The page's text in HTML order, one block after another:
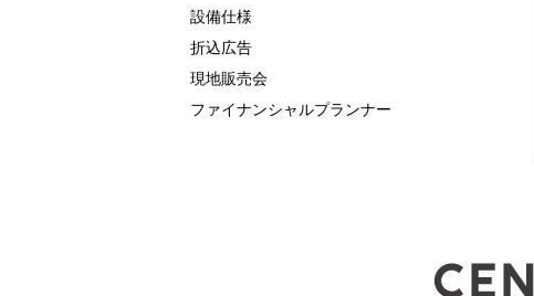
設備仕様
折込広告
現地販売会
ファイナンシャルプランナー